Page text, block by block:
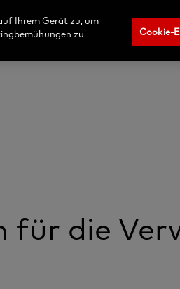
Jetzt bestellen
für die
Ihrem Gerät zu, um
zu
Cookie-